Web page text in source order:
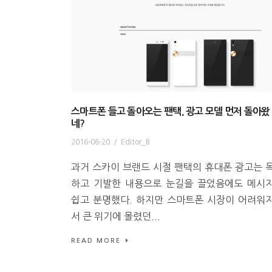
스마트폰 들고 돌아오는 팬택, 광고 모델 먼저 돌아왔
네?
2016-06-20 / Editor_B
과거 스카이 브랜드 시절 팬택의 휴대폰 광고는
하고 기발한 내용으로 눈길을 끌었음에도 메시
쉽고 분명했다. 하지만 스마트폰 시장이 어려워
서 큰 위기에 몰렸던...
READ MORE